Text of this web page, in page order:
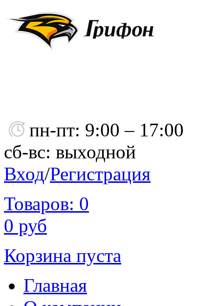
пн-пт: 9:00 – 17:00
сб-вс: выходной
Вход/Регистрация
Товаров: 0
0 руб
Корзина пуста
Главная